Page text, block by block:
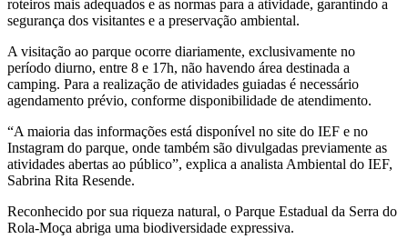
roteiros mais adequados e as normas para a atividade, garantindo a
segurança dos visitantes e a preservação ambiental.
A visitação ao parque ocorre diariamente, exclusivamente no
período diurno, entre 8 e 17h, não havendo área destinada a
camping. Para a realização de atividades guiadas é necessário
agendamento prévio, conforme disponibilidade de atendimento.
“A maioria das informações está disponível no site do IEF e no
Instagram do parque, onde também são divulgadas previamente as
atividades abertas ao público”, explica a analista Ambiental do IEF,
Sabrina Rita Resende.
Reconhecido por sua riqueza natural, o Parque Estadual da Serra do
Rola-Moça abriga uma biodiversidade expressiva.